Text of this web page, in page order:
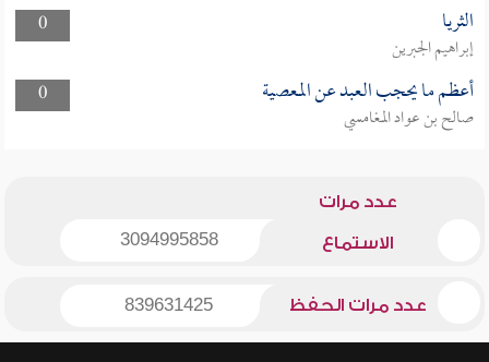
0
الثريا
إبراهيم الجبرين
0
أعظم ما يحجب العبد عن المعصية
صالح بن عواد المغامسي
عدد مرات
الاستماع 3094995858
عدد مرات الحفظ 839631425